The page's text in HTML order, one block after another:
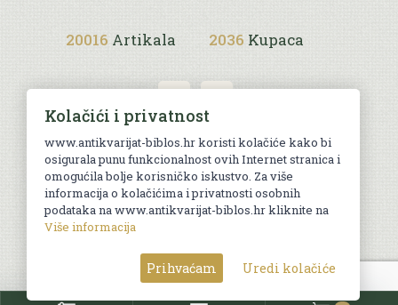
20016 Artikala 2036 Kupaca
Uvjeti kupnje
© Sva prava pridržana. Web by
Kolačići i privatnost
www.antikvarijat-biblos.hr koristi kolačiće kako bi
osigurala punu funkcionalnost ovih Internet stranica i
omogućila bolje korisničko iskustvo. Za više
informacija o kolačićima i privatnosti osobnih
podataka na www.antikvarijat-biblos.hr kliknite na
Više informacija
Prihvaćam Uredi kolačiće